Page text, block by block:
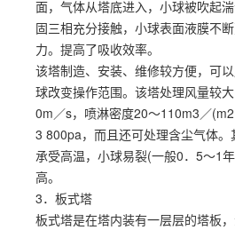
面，气体从塔底进入，小球被吹起湍
固三相充分接触，小球表面液膜不
力。提高了吸收效率。
该塔制造、安装、维修较方便，可
球改变操作范围。该塔处理风量较
0m／s，喷淋密度20～110m3／
3 800pa，而且还可处理含尘气体
承受高温，小球易裂(一般0．5～1
高。
3．板式塔
板式塔是在塔内装有一层层的塔板